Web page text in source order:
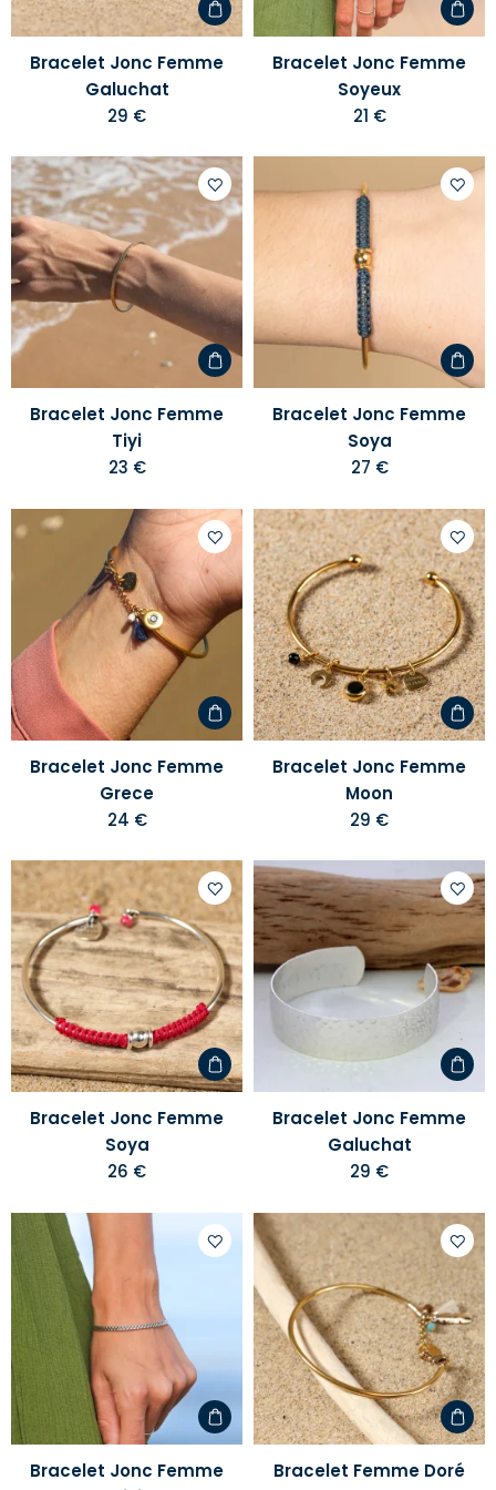
Bracelet Jonc Femme
Galuchat
29 €
Bracelet Jonc Femme
Soyeux
21 €
Ajouter
à
votre
liste
d'envies
Bracelet Jonc Femme
Tiyi
23 €
Bracelet Jonc Femme
Soya
27 €
Ajouter
à
votre
liste
d'envies
Bracelet Jonc Femme
Grece
24 €
à
votre
liste
Bracelet Jonc Femme
Moon
29 €
Ajouter
à
votre
liste
d'envies
Bracelet Jonc Femme
Soya
26 €
à
votre
liste
Bracelet Jonc Femme
Galuchat
29 €
d'envies
Bracelet Jonc Femme
à
votre
liste
Bracelet Femme Doré